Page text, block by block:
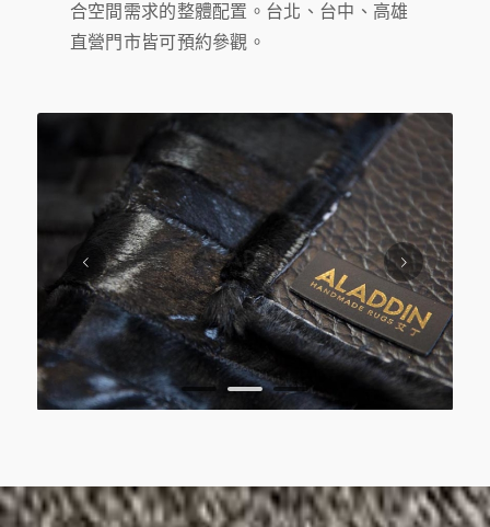
合空間需求的整體配置。台北、台中、高雄
直營門市皆可預約參觀。
下一頁
1 2